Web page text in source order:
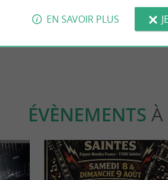
ÉVÈNEMENTS À
EN SAVOIR PLUS